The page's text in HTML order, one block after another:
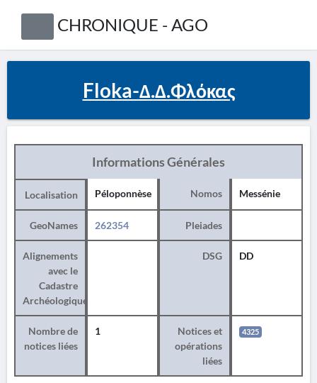
CHRONIQUE - AGO
Floka-Δ.Δ.Φλόκας
Informations Générales
Localisation Péloponnèse Nomos Messénie
GeoNames 262354 Pleiades
Alignements
avec le
Cadastre
Archéologique
DSG DD
Nombre de
notices liées
1
Notices et
opérations
liées
4325